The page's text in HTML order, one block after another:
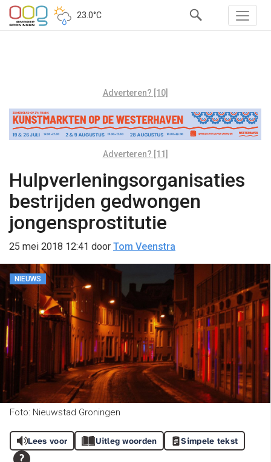
23.0°C
Adverteren? [10]
Adverteren? [11]
Hulpverleningsorganisaties
bestrijden gedwongen
jongensprostitutie
25 mei 2018 12:41 door Tom Veenstra
NIEUWS
Foto: Nieuwstad Groningen
Lees voor Uitleg woorden Simpele tekst